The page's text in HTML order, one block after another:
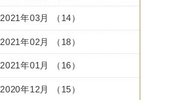
2021年03月 （14）
2021年02月 （18）
2021年01月 （16）
2020年12月 （15）